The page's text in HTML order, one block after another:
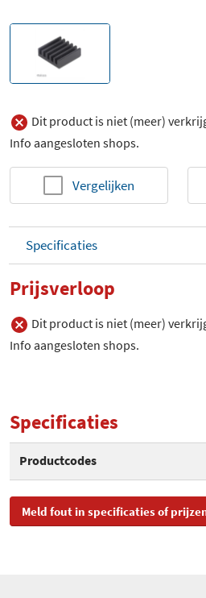
Dit product is niet (meer)
Info aangesloten shops.
Vergelijken
Specificaties
Prijsverloop
Dit product is niet (meer)
Info aangesloten shops.
Specificaties
Productcodes
SKU AK-
Meld fout in specificaties of